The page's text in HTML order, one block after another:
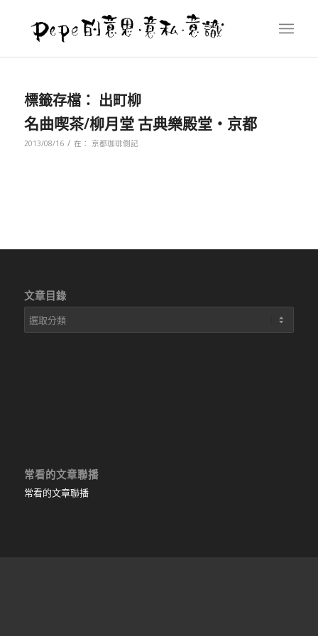
標籤存檔： 出町柳
名曲喫茶/柳月堂 古典樂殿堂‧京都
2013/08/16 / 在： 京都珈琲側記
文章目錄
文
章
常看的文章聯播
常看的文章聯播